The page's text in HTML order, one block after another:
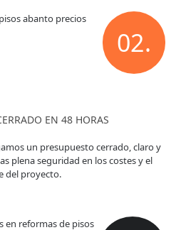
02.
EN 48 HORAS
un presupuesto cerrado, claro y
plena seguridad en los costes y el
del proyecto.